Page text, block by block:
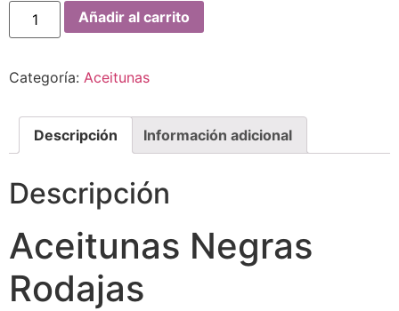
Añadir al carrito
Categoría: Aceitunas
Descripción Información adicional
Descripción
Aceitunas Negras
Rodajas